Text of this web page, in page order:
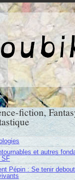
fiction,
et autres
SF
Pépin : Se tenir